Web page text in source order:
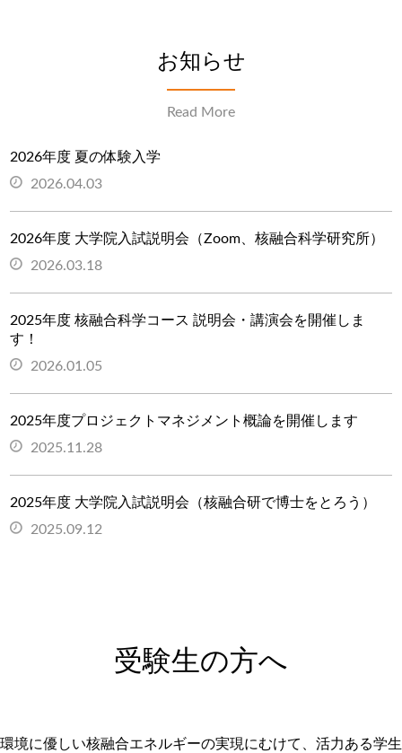
お知らせ
Read More
2026年度 夏の体験入学
2026.04.03
2026年度 大学院入試説明会（Zoom、核融合科学研究所）
2026.03.18
2025年度 核融合科学コース 説明会・講演会を開催しま
す！
2026.01.05
2025年度プロジェクトマネジメント概論を開催します
2025.11.28
2025年度 大学院入試説明会（核融合研で博士をとろう）
2025.09.12
受験生の方へ
環境に優しい核融合エネルギーの実現にむけて、活力ある学生